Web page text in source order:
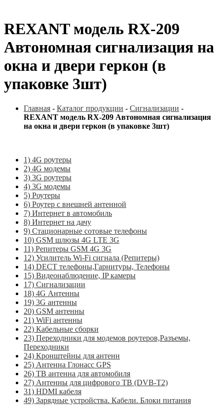
REXANT модель RX-209
Автономная сигнализация на
окна и двери геркон (в
упаковке 3шт)
Главная - Каталог продукции - Сигнализации -
REXANT модель RX-209 Автономная сигнализация
на окна и двери геркон (в упаковке 3шт)
1) 4G роутеры
2) 4G модемы
3) 3G роутеры
4) 3G модемы
5) Роутеры
6) Роутер с внешней антенной
7) Интернет в автомобиль
8) Интернет на дачу
9) Стационарные сотовые телефоны
10) GSM шлюзы 4G LTE 3G
11) Репитеры GSM 4G 3G
12) Усилитель Wi-Fi сигнала (Репитеры)
14) DECT телефоны,Гарнитуры, Телефоны
15) Видеонаблюдение, IP камеры
17) Сигнализации
18) 4G Антенны
19) 3G антенны
20) GSM антенны
21) WiFi антенны
22) Кабельные сборки
23) Переходники для модемов роутеров,Разъемы,
Переходники
24) Кронштейны для антенн
25) Антенна Глонасс GPS
26) ТВ антенна для автомобиля
27) Антенны для цифрового ТВ (DVB-T2)
31) HDMI кабеля
49) Зарядные устройства. Кабели. Блоки питания